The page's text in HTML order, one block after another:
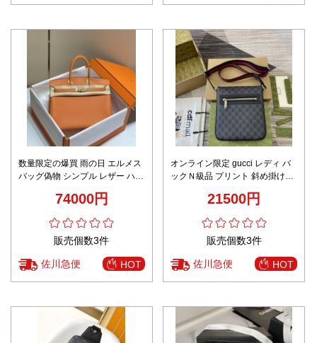
数量限定の爆買 雨の日 エルメス
バッグ偽物 シンプル レザー ハン
74000円
販売個数3件
佐川急便 HOT
オンライン限定 gucci レディ バ
ックＮ級品 プリント 斜め掛けバ
21500円
販売個数3件
佐川急便 HOT